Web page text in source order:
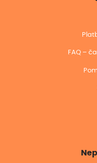
FAQ –